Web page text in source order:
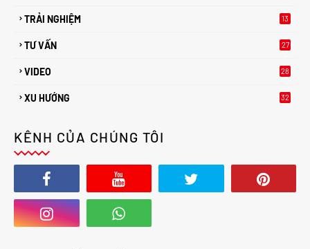
TRẢI NGHIỆM 13
TƯ VẤN
27
VIDEO 28
XU HƯỚNG
32
KÊNH CỦA CHÚNG TÔI